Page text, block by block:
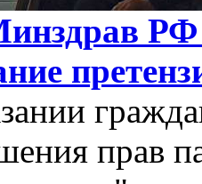
РФ
прав